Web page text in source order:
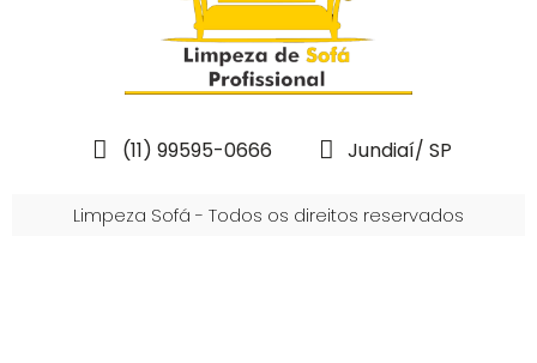
(11) 99595-0666 Jundiaí/ SP
Limpeza Sofá - Todos os direitos reservados